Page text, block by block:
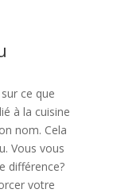
ce que
à la cuisine
nom. Cela
Vous vous
différence?
votre